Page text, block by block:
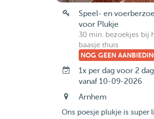
Speel- en
voor Plukje
30 min. bezoekjes bij
baasje thuis
NOG GEEN
1x per dag voor 2
vanaf 10-09-2026
Arnhem
Ons poesje plukje is super